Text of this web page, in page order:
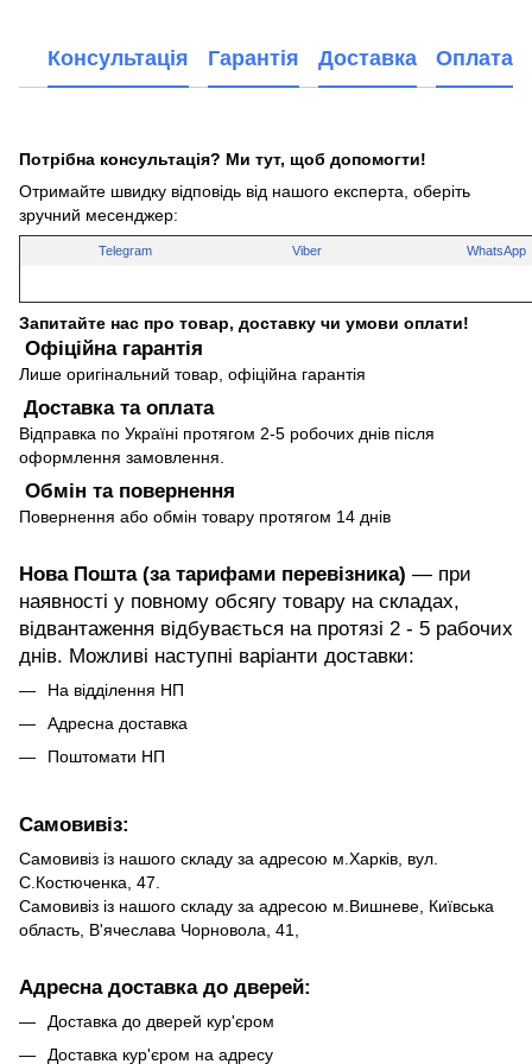
Консультація Гарантія Доставка Оплата
Потрібна консультація? Ми тут, щоб допомогти!
Отримайте швидку відповідь від нашого експерта, оберіть
зручний месенджер:
Telegram Viber WhatsApp
Запитайте нас про товар, доставку чи умови оплати!
Офіційна гарантія
Лише оригінальний товар, офіційна гарантія
Доставка та оплата
Відправка по Україні протягом 2-5 робочих днів після
оформлення замовлення.
Обмін та повернення
Повернення або обмін товару протягом 14 днів
Нова Пошта (за тарифами перевізника) — при
наявності у повному обсягу товару на складах,
відвантаження відбувається на протязі 2 - 5 рабочих
днів. Можливі наступні варіанти доставки:
На відділення НП
Адресна доставка
Поштомати НП
Самовивіз:
Самовивіз із нашого складу за адресою м.Харків, вул.
С.Костюченка, 47.
Самовивіз із нашого складу за адресою м.Вишневе, Київська
область, В'ячеслава Чорновола, 41,
Адресна доставка до дверей:
Доставка до дверей кур'єром
Доставка кур'єром на адресу